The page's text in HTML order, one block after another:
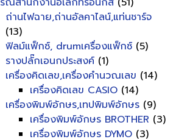
ถ่านไฟฉาย,ถ่านอัลคาไลน์,แท่นชาร์จ
(13)
ฟิลม์แฟ็กซ์, drumเครื่องแฟ็กซ์ (5)
รางปลั๊กเอนกประสงค์ (1)
เครื่องคิดเลข,เครื่องคำนวณเลข (14)
เครื่องคิดเลข CASIO (14)
เครื่องพิมพ์อักษร,เทปพิมพ์อักษร (9)
เครื่องพิมพ์อักษร BROTHER (3)
เครื่องพิมพ์อักษร DYMO (3)